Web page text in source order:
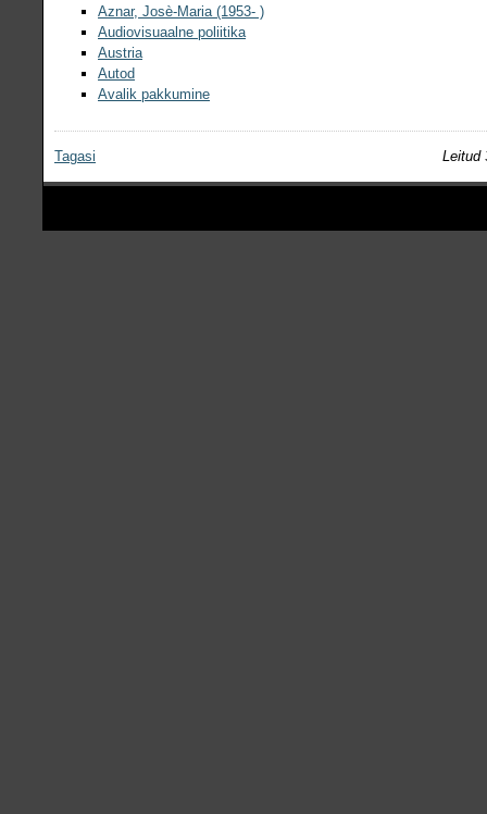
Aznar, Josè-Maria (1953- )
Audiovisuaalne poliitika
Austria
Autod
Avalik pakkumine
Tagasi Leitud